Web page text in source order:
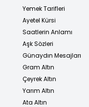
Yemek Tarifleri
Ayetel Kürsi
Saatlerin Anlamı
Aşk Sözleri
Günaydın Mesajları
Gram Altın
Çeyrek Altın
Yarım Altın
Ata Altın